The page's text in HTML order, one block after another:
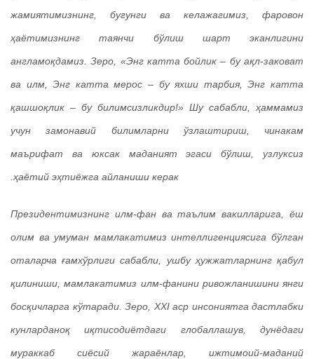
жамиятимизнинг, бугунги ва келажагимиз, фаровон
ҳаётимизнинг таянчи бўлиш шарт эканлигини
англамоқдамиз. Зеро, «Энг катта бойлик – бу ақл-заковат
ва илм, Энг катта мерос – бу яхши тарбия, Энг катта
қашшоқлик – бу билимсизликдир!» Шу сабабли, ҳаммамиз
учун замонавий билимларни ўзлаштириш, чинакам
маърифат ва юксак маданият эгаси бўлиш, узлуксиз
ҳаётий эҳтиёжга айланиши керак.
Президентимизнинг илм-фан ва таълим вакилларига, ёш
олим ва умуман мамлакатимиз интеллигенциясига бўлган
оталарча ғамхўрлиги сабабли, ушбу ҳужжатларнинг қабул
қилиниши, мамлакатимиз илм-фанини ривожланишини янги
босқичларга кўтаради. Зеро, XXI аср инсониятга дастлабки
кунларданоқ иқтисодиётдаги глобаллашув, дунёдаги
мураккаб сиёсий жараёнлар, ижтимоий-маданий